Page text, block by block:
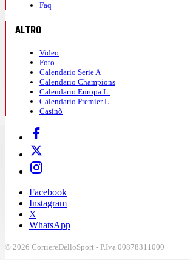
Faq
ALTRO
Video
Foto
Calendario Serie A
Calendario Champions
Calendario Europa L.
Calendario Premier L.
Casinò
Facebook
Instagram
X
WhatsApp
© 2026 CorriereDelloSport - P.Iva 00878311000